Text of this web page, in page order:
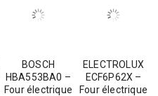
BOSCH
HBA553BA0 –
Four électrique
ELECTROLUX
ECF6P62X –
Four électrique